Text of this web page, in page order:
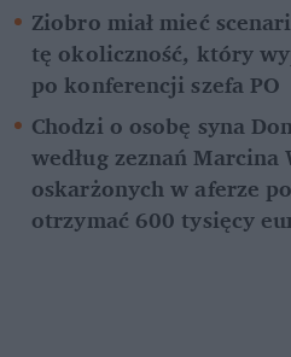
Ziobro miał mieć
tę okoliczność, który
po konferencji szefa PO
Chodzi o osobę syna
według zeznań Marcina
oskarżonych w aferze
otrzymać 600 tysięcy